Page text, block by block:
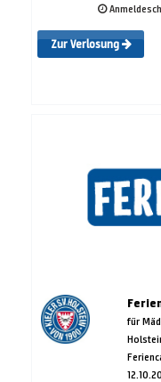
Zur Verlosung
für